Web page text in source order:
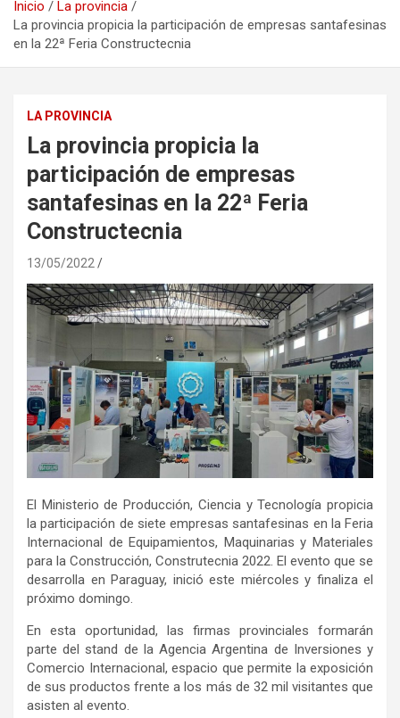
Inicio
La provincia
La provincia propicia la participación de empresas santafesinas
en la 22ª Feria Constructecnia
LA PROVINCIA
La provincia propicia la
participación de empresas
santafesinas en la 22ª Feria
Constructecnia
13/05/2022
El Ministerio de Producción, Ciencia y Tecnología propicia
la participación de siete empresas santafesinas en la Feria
Internacional de Equipamientos, Maquinarias y Materiales
para la Construcción, Construtecnia 2022. El evento que se
desarrolla en Paraguay, inició este miércoles y finaliza el
próximo domingo.
En esta oportunidad, las firmas provinciales formarán
parte del stand de la Agencia Argentina de Inversiones y
Comercio Internacional, espacio que permite la exposición
de sus productos frente a los más de 32 mil visitantes que
asisten al evento.